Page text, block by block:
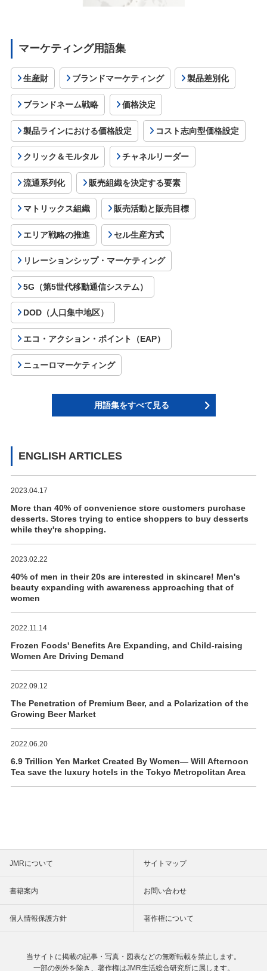
マーケティング用語集
生産財 ブランドマーケティング 製品差別化
ブランドネーム戦略 価格決定
製品ラインにおける価格設定 コスト志向型価格設定
クリック＆モルタル チャネルリーダー
流通系列化 販売組織を決定する要素
マトリックス組織 販売活動と販売目標
エリア戦略の推進 セル生産方式
リレーションシップ・マーケティング
5G（第5世代移動通信システム）
DOD（人口集中地区）
エコ・アクション・ポイント（EAP）
ニューロマーケティング
用語集をすべて見る
ENGLISH ARTICLES
2023.04.17
More than 40% of convenience store customers purchase
desserts. Stores trying to entice shoppers to buy desserts
while they're shopping.
2023.02.22
40% of men in their 20s are interested in skincare! Men's
beauty expanding with awareness approaching that of
women
2022.11.14
Frozen Foods' Benefits Are Expanding, and Child-raising
Women Are Driving Demand
2022.09.12
The Penetration of Premium Beer, and a Polarization of the
Growing Beer Market
2022.06.20
6.9 Trillion Yen Market Created By Women― Will Afternoon
Tea save the luxury hotels in the Tokyo Metropolitan Area
JMRについて サイトマップ
書籍案内 お問い合わせ
個人情報保護方針 著作権について
当サイトに掲載の記事・写真・図表などの無断転載を禁止します。
一部の例外を除き、著作権はJMR生活総合研究所に属します。